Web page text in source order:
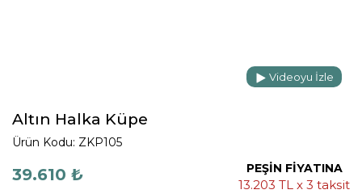
Videoyu İzle
Altın Halka Küpe
Ürün Kodu: ZKP105
39.610 ₺ PEŞİN FİYATINA
13.203 TL x 3 taksit